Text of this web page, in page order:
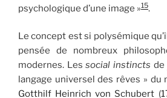
psychologique d’une image »15.
Le concept est si polysémique
pensée de nombreux
modernes. Lessocial instincts de
langage universel des rêves » du
Gotthilf Heinrich von Schubert (